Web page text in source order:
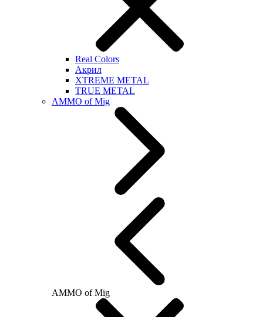
Real Colors
Акрил
XTREME METAL
TRUE METAL
AMMO of Mig
AMMO of Mig